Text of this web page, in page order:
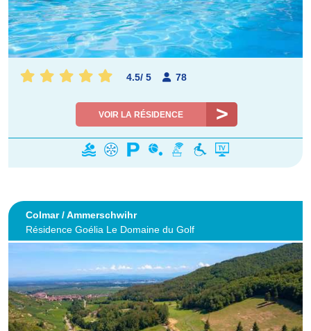
4.5/ 5 78
VOIR LA RÉSIDENCE
Colmar / Ammerschwihr
Résidence Goélia Le Domaine du Golf